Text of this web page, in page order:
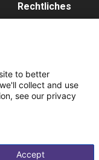
Rechtliches
to better
collect and use
see our privacy
Accept